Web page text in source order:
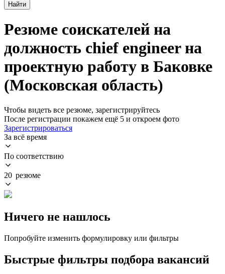
Найти
Резюме соискателей на
должность chief engineer на
проектную работу в Баковке
(Московская область)
Чтобы видеть все резюме, зарегистрируйтесь
После регистрации покажем ещё 5 и откроем фото
Зарегистрироваться
За всё время
По соответствию
20 резюме
Ничего не нашлось
Попробуйте изменить формулировку или фильтры
Быстрые фильтры подбора вакансий